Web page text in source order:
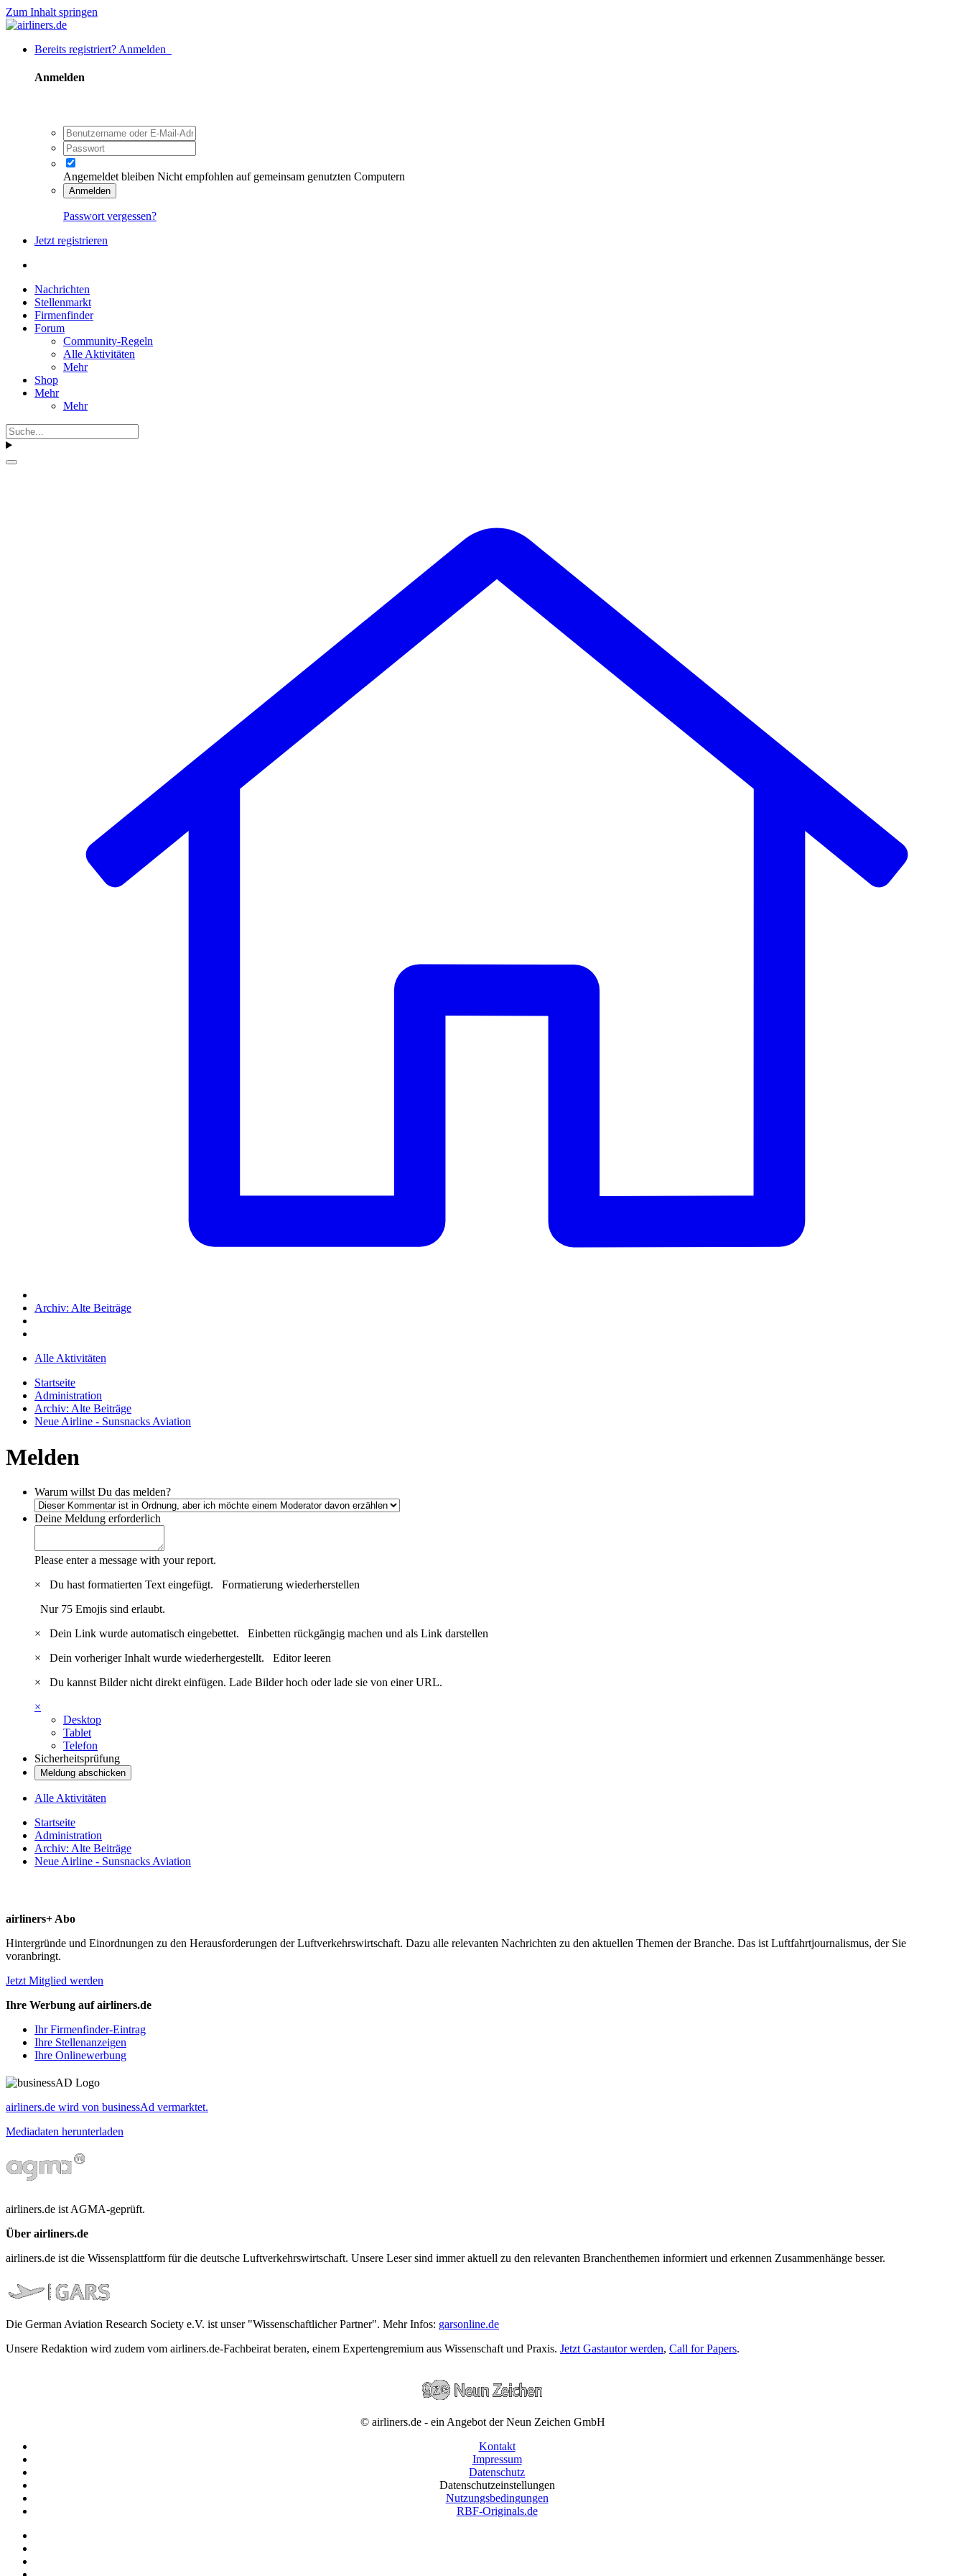
Zum Inhalt springen
Bereits registriert? Anmelden
Anmelden
Angemeldet bleiben Nicht empfohlen auf gemeinsam genutzten Computern
Anmelden
Passwort vergessen?
Jetzt registrieren
Nachrichten
Stellenmarkt
Firmenfinder
Forum
Community-Regeln
Alle Aktivitäten
Mehr
Shop
Mehr
Mehr
Archiv: Alte Beiträge
Alle Aktivitäten
Startseite
Administration
Archiv: Alte Beiträge
Neue Airline - Sunsnacks Aviation
Melden
Warum willst Du das melden?
Deine Meldung erforderlich
Please enter a message with your report.
×
Du hast formatierten Text eingefügt. Formatierung wiederherstellen
Nur 75 Emojis sind erlaubt.
×
Dein Link wurde automatisch eingebettet. Einbetten rückgängig machen und als Link darstellen
×
Dein vorheriger Inhalt wurde wiederhergestellt. Editor leeren
×
Du kannst Bilder nicht direkt einfügen. Lade Bilder hoch oder lade sie von einer URL.
×
Desktop
Tablet
Telefon
Sicherheitsprüfung
Meldung abschicken
Alle Aktivitäten
Startseite
Administration
Archiv: Alte Beiträge
Neue Airline - Sunsnacks Aviation
airliners+ Abo
Hintergründe und Einordnungen zu den Herausforderungen der Luftverkehrswirtschaft. Dazu alle relevanten Nachrichten zu den aktuellen Themen der Branche. Das ist Luftfahrtjournalismus, der Sie
voranbringt.
Jetzt Mitglied werden
Ihre Werbung auf airliners.de
Ihr Firmenfinder-Eintrag
Ihre Stellenanzeigen
Ihre Onlinewerbung
airliners.de wird von businessAd vermarktet.
Mediadaten herunterladen
airliners.de ist AGMA-geprüft.
Über airliners.de
airliners.de ist die Wissensplattform für die deutsche Luftverkehrswirtschaft. Unsere Leser sind immer aktuell zu den relevanten Branchenthemen informiert und erkennen Zusammenhänge besser.
Die German Aviation Research Society e.V. ist unser "Wissenschaftlicher Partner". Mehr Infos: garsonline.de
Unsere Redaktion wird zudem vom airliners.de-Fachbeirat beraten, einem Expertengremium aus Wissenschaft und Praxis. Jetzt Gastautor werden, Call for Papers.
© airliners.de - ein Angebot der Neun Zeichen GmbH
Kontakt
Impressum
Datenschutz
Datenschutzeinstellungen
Nutzungsbedingungen
RBF-Originals.de